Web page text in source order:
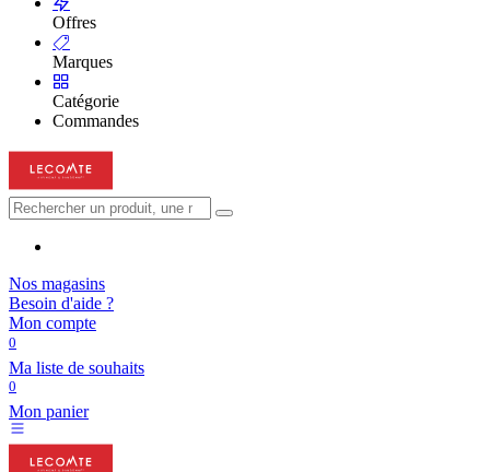
Offres
Marques
Catégorie
Commandes
Nos magasins
Besoin d'aide ?
Mon compte
0
Ma liste de souhaits
0
Mon panier